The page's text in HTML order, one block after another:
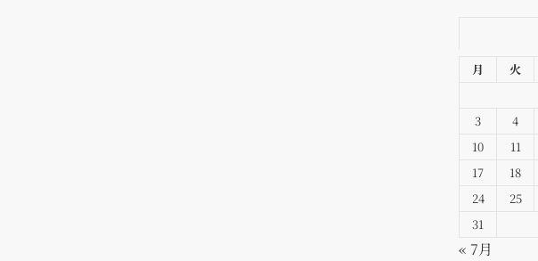
月 火
3
4
10
11
17
18
24
25
31
« 7月